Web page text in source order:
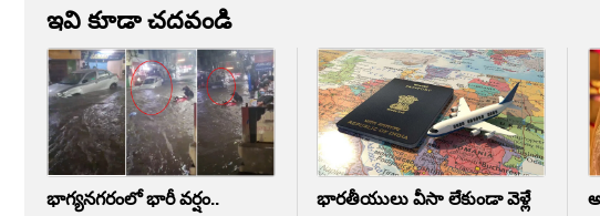
ఇవి కూడా చదవండి
భాగ్యనగరంలో భారీ వర్షం..
భారతీయులు వీసా లేకుండా వెళ్లే